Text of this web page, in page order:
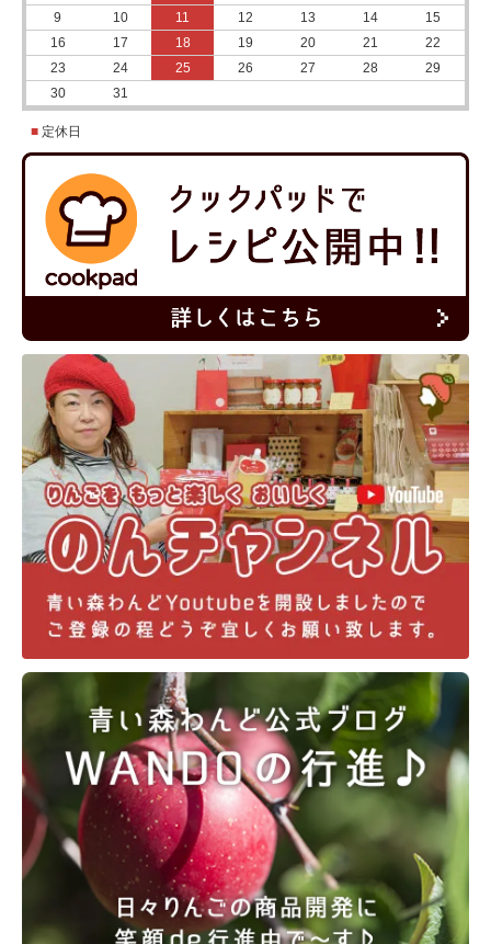
9 10 11 12 13 14
15
16
17 18 19 20 21
22
23
24 25 26 27 28
29
30
31
■ 定休日